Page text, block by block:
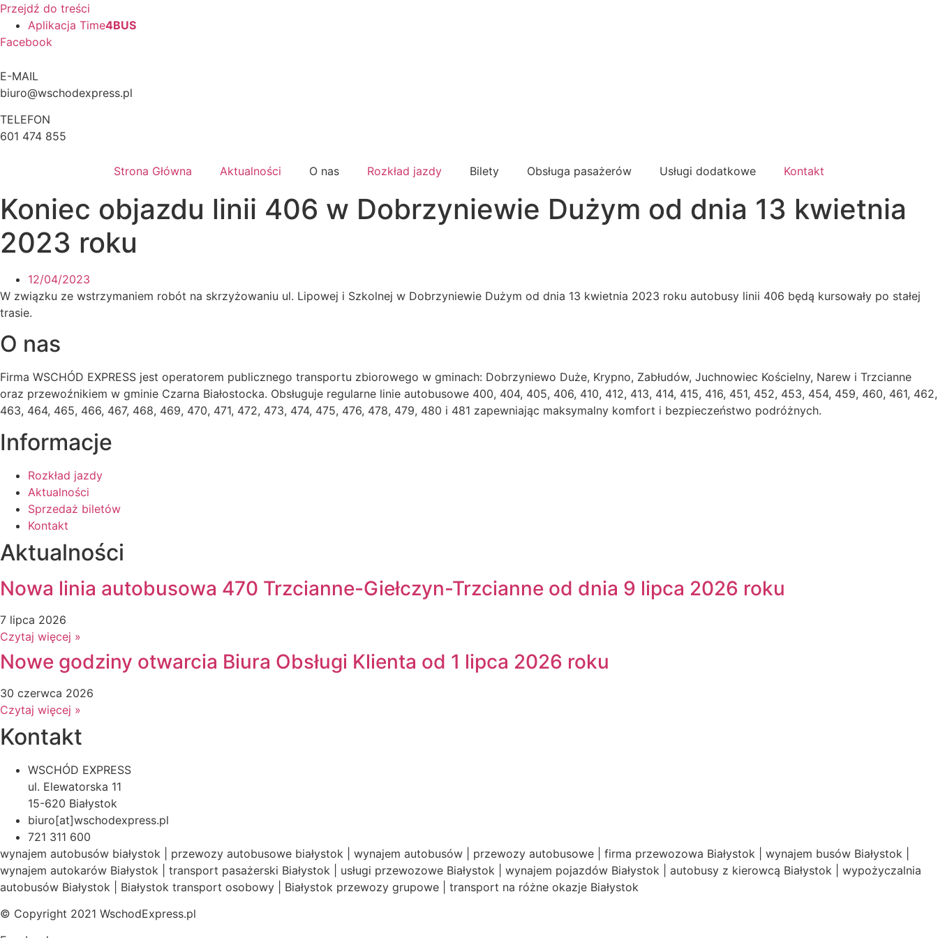
Przejdź do treści
Aplikacja Time4BUS
Facebook
E-MAIL
biuro@wschodexpress.pl
TELEFON
601 474 855
Strona Główna Aktualności O nas Rozkład jazdy Bilety Obsługa pasażerów Usługi dodatkowe Kontakt
Koniec objazdu linii 406 w Dobrzyniewie Dużym od dnia 13 kwietnia
2023 roku
12/04/2023
W związku ze wstrzymaniem robót na skrzyżowaniu ul. Lipowej i Szkolnej w Dobrzyniewie Dużym od dnia 13 kwietnia 2023 roku autobusy linii 406 będą kursowały po stałej
trasie.
O nas
Firma WSCHÓD EXPRESS jest operatorem publicznego transportu zbiorowego w gminach: Dobrzyniewo Duże, Krypno, Zabłudów, Juchnowiec Kościelny, Narew i Trzcianne
oraz przewoźnikiem w gminie Czarna Białostocka. Obsługuje regularne linie autobusowe 400, 404, 405, 406, 410, 412, 413, 414, 415, 416, 451, 452, 453, 454, 459, 460, 461, 462,
463, 464, 465, 466, 467, 468, 469, 470, 471, 472, 473, 474, 475, 476, 478, 479, 480 i 481 zapewniając maksymalny komfort i bezpieczeństwo podróżnych.
Informacje
Rozkład jazdy
Aktualności
Sprzedaż biletów
Kontakt
Aktualności
Nowa linia autobusowa 470 Trzcianne-Giełczyn-Trzcianne od dnia 9 lipca 2026 roku
7 lipca 2026
Czytaj więcej »
Nowe godziny otwarcia Biura Obsługi Klienta od 1 lipca 2026 roku
30 czerwca 2026
Czytaj więcej »
Kontakt
WSCHÓD EXPRESS
ul. Elewatorska 11
15-620 Białystok
biuro[at]wschodexpress.pl
721 311 600
wynajem autobusów białystok | przewozy autobusowe białystok | wynajem autobusów | przewozy autobusowe | firma przewozowa Białystok | wynajem busów Białystok |
wynajem autokarów Białystok | transport pasażerski Białystok | usługi przewozowe Białystok | wynajem pojazdów Białystok | autobusy z kierowcą Białystok | wypożyczalnia
autobusów Białystok | Białystok transport osobowy | Białystok przewozy grupowe | transport na różne okazje Białystok
© Copyright 2021 WschodExpress.pl